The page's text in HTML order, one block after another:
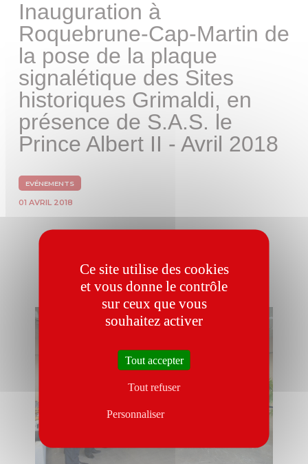
Inauguration à
Roquebrune-Cap-Martin de
la pose de la plaque
signalétique des Sites
historiques Grimaldi, en
présence de S.A.S. le
Prince Albert II - Avril 2018
EVÉNEMENTS
01 AVRIL 2018
Ce site utilise des cookies
et vous donne le contrôle
sur ceux que vous
souhaitez activer
Tout accepter
Tout refuser
Personnaliser